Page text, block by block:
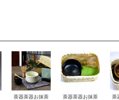
茶器茶器お抹茶
茶器茶器お抹茶
茶